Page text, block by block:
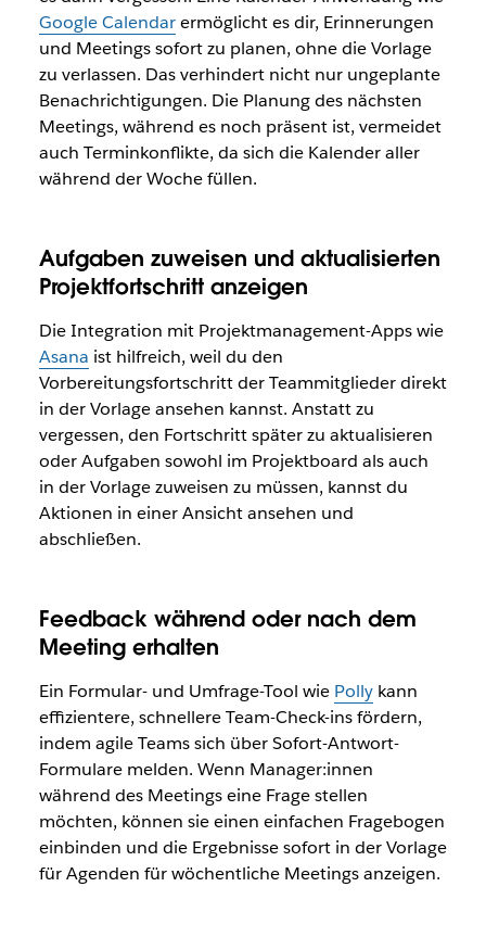
Google Calendarermöglicht es dir, Erinnerungen
und Meetings sofort zu planen, ohne die Vorlage
zu verlassen. Das verhindert nicht nur ungeplante
Benachrichtigungen. Die Planung des nächsten
Meetings, während es noch präsent ist, vermeidet
auch Terminkonflikte, da sich die Kalender aller
während der Woche füllen.
Aufgaben zuweisen und aktualisierten
Projektfortschritt anzeigen
Die Integration mit Projektmanagement-Apps wie
Asana ist hilfreich, weil du den
Vorbereitungsfortschritt der Teammitglieder direkt
in der Vorlage ansehen kannst. Anstatt zu
vergessen, den Fortschritt später zu aktualisieren
oder Aufgaben sowohl im Projektboard als auch
in der Vorlage zuweisen zu müssen, kannst du
Aktionen in einer Ansicht ansehen und
abschließen.
Feedback während oder nach dem
Meeting erhalten
Ein Formular- und Umfrage-Tool wie Pollykann
effizientere, schnellere Team-Check-ins fördern,
indem agile Teams sich über Sofort-Antwort-
Formulare melden. Wenn Manager:innen
während des Meetings eine Frage stellen
möchten, können sie einen einfachen Fragebogen
einbinden und die Ergebnisse sofort in der Vorlage
für Agenden für wöchentliche Meetings anzeigen.